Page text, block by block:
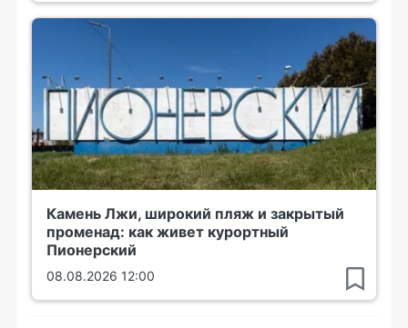
Камень Лжи, широкий пляж и закрытый
променад: как живет курортный
Пионерский
08.08.2026 12:00